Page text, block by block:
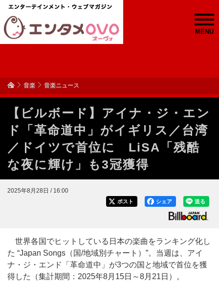
MENU
音楽 音楽ニュース
【ビルボード】アイナ・ジ・エン
ド「革命道中」がイギリス／台湾
／ドイツで首位に LiSA「残酷
な夜に輝け」も3冠獲得
2025年8月28日 / 16:00
送る
シェア
ポスト
世界各国でヒットしている日本の楽曲をランキング化し
た “Japan Songs（国/地域別チャート）”。当週は、アイ
ナ・ジ・エンド「革命道中」が3つの国と地域で首位を獲
得した（集計期間：2025年8月15日～8月21日）。